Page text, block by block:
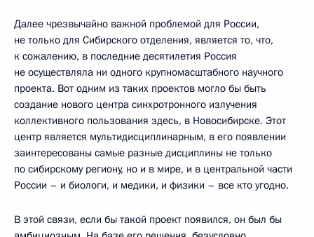
Далее чрезвычайно важной проблемой для России,
не только для Сибирского отделения, является то, что,
к сожалению, в последние десятилетия Россия
не осуществляла ни одного крупномасштабного научного
проекта. Вот одним из таких проектов могло бы быть
создание нового центра синхротронного излучения
коллективного пользования здесь, в Новосибирске. Этот
центр является мультидисциплинарным, в его появлении
заинтересованы самые разные дисциплины не только
по сибирскому региону, но и в мире, и в центральной части
России – и биологи, и медики, и физики – все кто угодно.
В этой связи, если бы такой проект появился, он был бы